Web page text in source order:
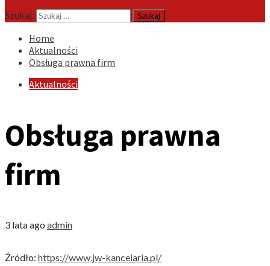
Szukaj:
Home
Aktualności
Obsługa prawna firm
Aktualności
Obsługa prawna
firm
3 lata ago admin
Źródło: https://www.jw-kancelaria.pl/